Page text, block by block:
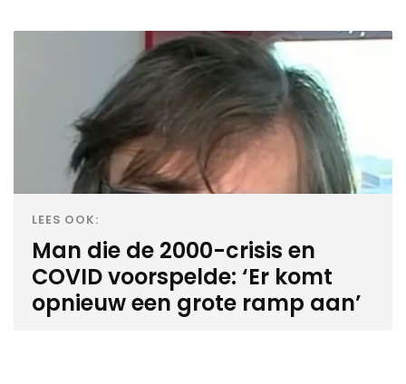
LEES OOK:
Man die de 2000-crisis en
COVID voorspelde: ‘Er komt
opnieuw een grote ramp aan’